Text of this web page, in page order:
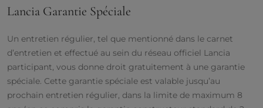
Lancia Garantie Spéciale
Un entretien régulier, tel que mentionné dans le carnet
d’entretien et effectué au sein du réseau officiel Lancia
participant, vous donne droit gratuitement à une garantie
spéciale. Cette garantie spéciale est valable jusqu’au
prochain entretien régulier, dans la limite de maximum 8